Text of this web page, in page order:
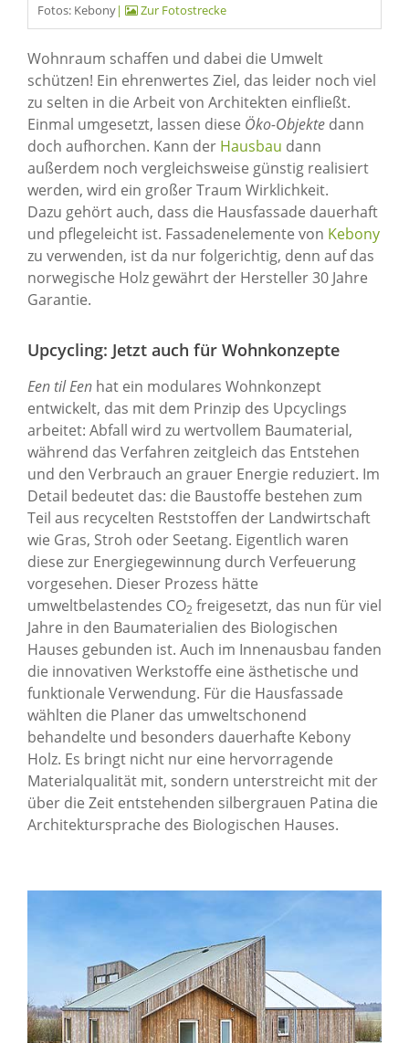
Fotos: Kebony| Zur Fotostrecke
Wohnraum schaffen und dabei die Umwelt
schützen! Ein ehrenwertes Ziel, das leider noch viel
zu selten in die Arbeit von Architekten einfließt.
Einmal umgesetzt, lassen diese Öko-Objekte dann
doch aufhorchen. Kann der Hausbau dann
außerdem noch vergleichsweise günstig realisiert
werden, wird ein großer Traum Wirklichkeit.
Dazu gehört auch, dass die Hausfassade dauerhaft
und pflegeleicht ist. Fassadenelemente von Kebony
zu verwenden, ist da nur folgerichtig, denn auf das
norwegische Holz gewährt der Hersteller 30 Jahre
Garantie.
Upcycling: Jetzt auch für Wohnkonzepte
Een til Een hat ein modulares Wohnkonzept
entwickelt, das mit dem Prinzip des Upcyclings
arbeitet: Abfall wird zu wertvollem Baumaterial,
während das Verfahren zeitgleich das Entstehen
und den Verbrauch an grauer Energie reduziert. Im
Detail bedeutet das: die Baustoffe bestehen zum
Teil aus recycelten Reststoffen der Landwirtschaft
wie Gras, Stroh oder Seetang. Eigentlich waren
diese zur Energiegewinnung durch Verfeuerung
vorgesehen. Dieser Prozess hätte
umweltbelastendes CO2 freigesetzt, das nun für viel
Jahre in den Baumaterialien des Biologischen
Hauses gebunden ist. Auch im Innenausbau fanden
die innovativen Werkstoffe eine ästhetische und
funktionale Verwendung. Für die Hausfassade
wählten die Planer das umweltschonend
behandelte und besonders dauerhafte Kebony
Holz. Es bringt nicht nur eine hervorragende
Materialqualität mit, sondern unterstreicht mit der
über die Zeit entstehenden silbergrauen Patina die
Architektursprache des Biologischen Hauses.